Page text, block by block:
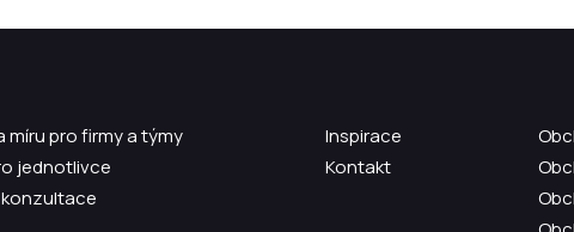
míru pro firmy a týmy
jednotlivce
Inspirace
Kontakt